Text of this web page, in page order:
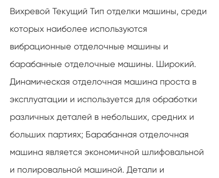
Вихревой Текущий Тип отделки машины, среди
которых наиболее используются
вибрационные отделочные машины и
барабанные отделочные машины. Широкий.
Динамическая отделочная машина проста в
эксплуатации и используется для обработки
различных деталей в небольших, средних и
больших партиях; Барабанная отделочная
машина является экономичной шлифовальной
и полировальной машиной. Детали и